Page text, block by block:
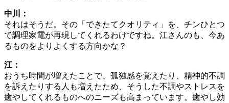
中川：
それはそうだ。その「できたてクオリティ」を、チンひとつ
で調理家電が再現してくれるわけですね。江さんのも、今あ
るものをよりよくする方向かな？
江：
おうち時間が増えたことで、孤独感を覚えたり、精神的不調
を訴えたりする人も増えたため、そうした不調やストレスを
癒やしてくれるものへのニーズも高まっています。癒やし効